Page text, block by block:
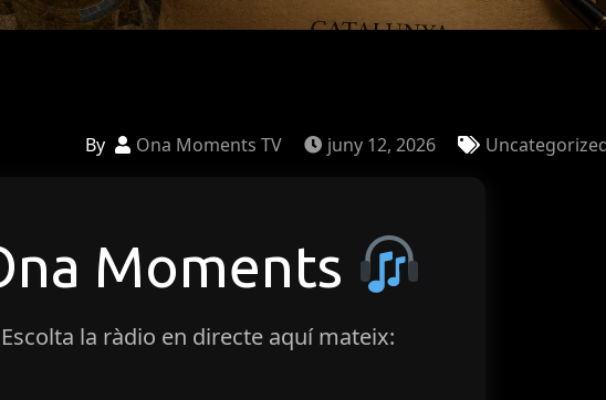
By Ona Moments TV juny 12, 2026
Moments
Escolta la ràdio en directe aquí mateix: